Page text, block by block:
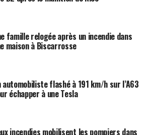
famille relogée après un incendie dans
maison à Biscarrosse
automobiliste flashé à 191 km/h sur l’A63
échapper à une Tesla
incendies mobilisent les pompiers dans